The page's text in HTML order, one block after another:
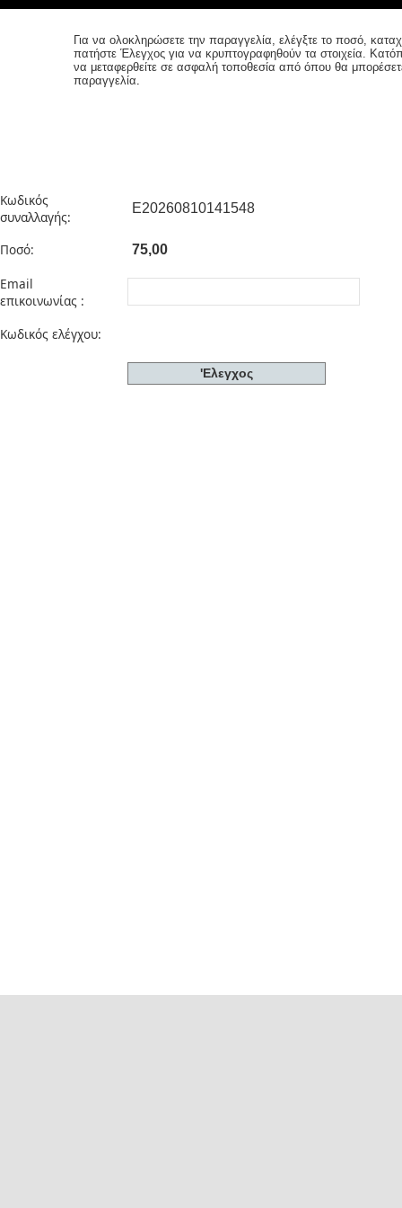
Για να ολοκληρώσετε την παραγγελία, ελέγξτε το ποσό,
πατήστε Έλεγχος για να κρυπτογραφηθούν τα στοιχεία.
να μεταφερθείτε σε ασφαλή τοποθεσία από όπου θα
παραγγελία
Κωδικός
συναλλαγής:
Ποσό:
Email
επικοινωνίας :
Κωδικός ελέγχου: